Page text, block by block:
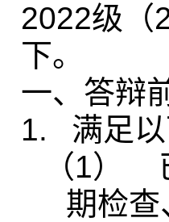
2022级（
下。
一、答辩
1.
满足
（1）
期检查